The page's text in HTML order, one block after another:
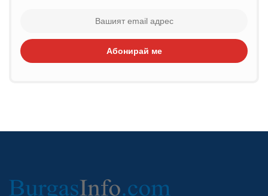
Абонирай ме